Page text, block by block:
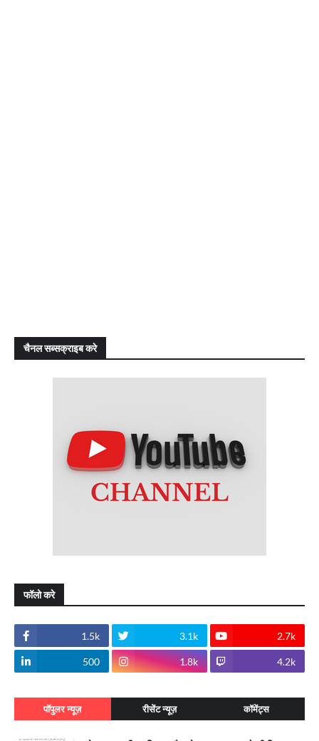
चैनल सब्सक्राइब करे
फॉलो करे
1.5k 3.1k 2.7k
500 1.8k 4.2k
पॉपुलर न्यूज़ रीसेंट न्यूज़ कॉमेंट्स